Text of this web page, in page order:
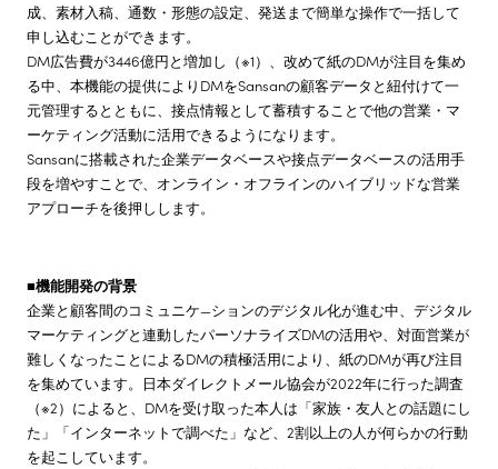
成、素材入稿、通数・形態の設定、発送まで簡単な操作で一括して
申し込むことができます。
DM広告費が3446億円と増加し（※1）、改めて紙のDMが注目を集め
る中、本機能の提供によりDMをSansanの顧客データと紐付けて一
元管理するとともに、接点情報として蓄積することで他の営業・マ
ーケティング活動に活用できるようになります。
Sansanに搭載された企業データベースや接点データベースの活用手
段を増やすことで、オンライン・オフラインのハイブリッドな営業
アプローチを後押しします。
■機能開発の背景
企業と顧客間のコミュニケ—ションのデジタル化が進む中、デジタル
マーケティングと連動したパーソナライズDMの活用や、対面営業が
難しくなったことによるDMの積極活用により、紙のDMが再び注目
を集めています。日本ダイレクトメール協会が2022年に行った調査
（※2）によると、DMを受け取った本人は「家族・友人との話題にし
た」「インターネットで調べた」など、2割以上の人が何らかの行動
を起こしています。